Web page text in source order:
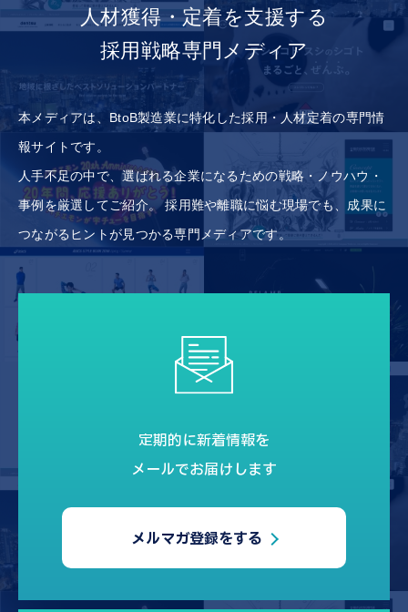
人材獲得・定着を支援する
採用戦略専門メディア
本メディアは、BtoB製造業に特化した採用・人材定着の専門情
報サイトです。
人手不足の中で、選ばれる企業になるための戦略・ノウハウ・
事例を厳選してご紹介。採用難や離職に悩む現場でも、成果に
つながるヒントが見つかる専門メディアです。
定期的に新着情報を
メールでお届けします
メルマガ登録をする